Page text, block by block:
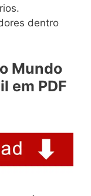
dentro
Mundo
em PDF